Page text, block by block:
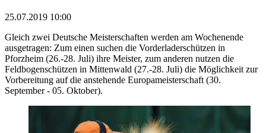
25.07.2019 10:00
Gleich zwei Deutsche Meisterschaften werden am Wochenende
ausgetragen: Zum einen suchen die Vorderladerschützen in
Pforzheim (26.-28. Juli) ihre Meister, zum anderen nutzen die
Feldbogenschützen in Mittenwald (27.-28. Juli) die Möglichkeit zur
Vorbereitung auf die anstehende Europameisterschaft (30.
September - 05. Oktober).